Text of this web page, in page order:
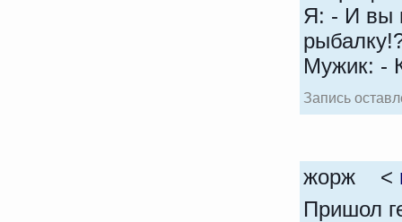
Я: - И вы
Мужик: -
Запись
жорж <
Пришол